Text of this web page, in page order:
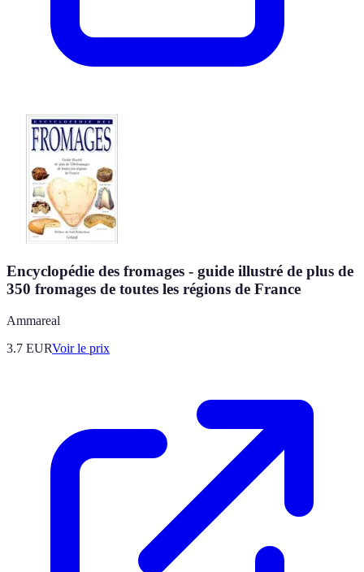
Encyclopédie des fromages - guide illustré de plus de
350 fromages de toutes les régions de France
Ammareal
3.7 EURVoir le prix